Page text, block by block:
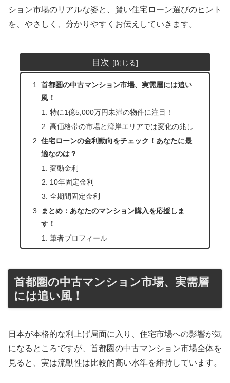
ション市場のリアルな姿と、賢い住宅ローン選びのヒント
を、やさしく、分かりやすくお伝えしていきます。
目次
首都圏の中古マンション市場、実需層には追い
風！
特に1億5,000万円未満の物件に注目！
高価格帯の市場と湾岸エリアでは変化の兆し
住宅ローンの金利動向をチェック！あなたに最
適なのは？
変動金利
10年固定金利
全期間固定金利
まとめ：あなたのマンション購入を応援しま
す！
筆者プロフィール
首都圏の中古マンション市場、実需層
には追い風！
日本が本格的な利上げ局面に入り、住宅市場への影響が気
になるところですが、首都圏の中古マンション市場全体を
見ると、実は流動性は比較的高い水準を維持しています。